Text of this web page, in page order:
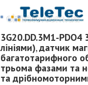
3G20.DD.3M1-PDO4
лініями),датчик
багатотарифного
трьома фазами та
та